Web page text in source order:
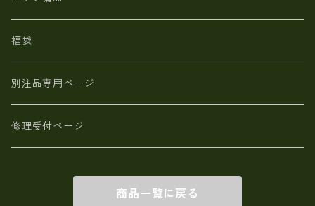
福袋
別注品専用ページ
修理受付ページ
商品一覧に戻る